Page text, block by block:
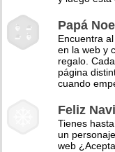
Papá Noel
Encuentra
en la web y
regalo.
página
cuando
Feliz
Tienes
un
web